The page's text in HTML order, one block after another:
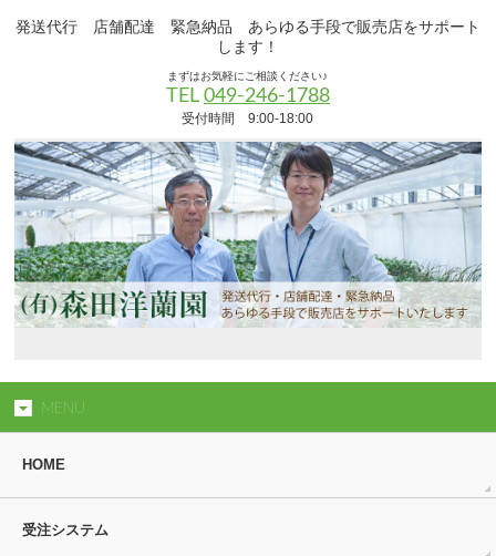
発送代行 店舗配達 緊急納品 あらゆる手段で販売店をサポート
します！
まずはお気軽にご相談ください♪
TEL 049-246-1788
受付時間 9:00-18:00
MENU
HOME
受注システム